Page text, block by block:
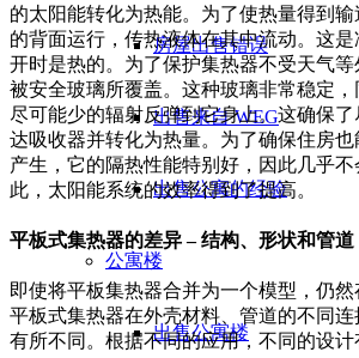
房屋出售错误
出售来自 WEG
出售公寓的经验
公寓楼
出售公寓楼
的太阳能转化为热能。为了使热量得到
的背面运行，传热液体在其中流动。这
开时是热的。为了保护集热器不受天气
被安全玻璃所覆盖。这种玻璃非常稳定
尽可能少的辐射反弹到它身上。这确保了
达吸收器并转化为热量。为了确保住房
产生，它的隔热性能特别好，因此几乎
此，太阳能系统的效率得到了提高。
平板式集热器的差异 – 结构、形状和管道
即使将平板集热器合并为一个模型，仍
平板式集热器在外壳材料、管道的不同
有所不同。根据不同的应用，不同的设计